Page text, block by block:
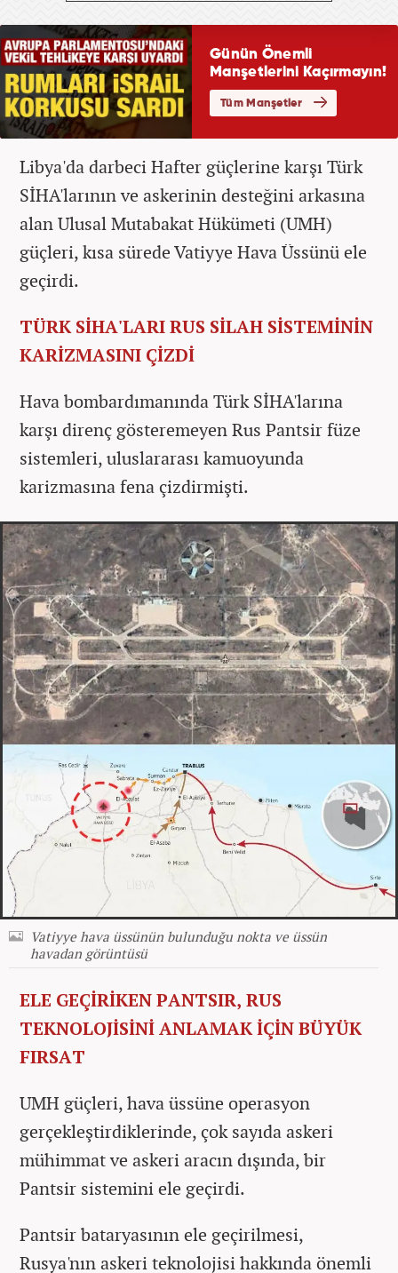
Libya'da darbeci Hafter güçlerine karşı Türk
SİHA'larının ve askerinin desteğini arkasına
alan Ulusal Mutabakat Hükümeti (UMH)
güçleri, kısa sürede Vatiyye Hava Üssünü ele
geçirdi.
TÜRK SİHA'LARI RUS SİLAH SİSTEMİNİN
KARİZMASINI ÇİZDİ
Hava bombardımanında Türk SİHA'larına
karşı direnç gösteremeyen Rus Pantsir füze
sistemleri, uluslararası kamuoyunda
karizmasına fena çizdirmişti.
Vatiyye hava üssünün bulunduğu nokta ve üssün
havadan görüntüsü
ELE GEÇİRİKEN PANTSIR, RUS
TEKNOLOJİSİNİ ANLAMAK İÇİN BÜYÜK
FIRSAT
UMH güçleri, hava üssüne operasyon
gerçekleştirdiklerinde, çok sayıda askeri
mühimmat ve askeri aracın dışında, bir
Pantsir sistemini ele geçirdi.
Pantsir bataryasının ele geçirilmesi,
Rusya'nın askeri teknolojisi hakkında önemli